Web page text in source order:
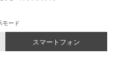
モード
スマートフォン